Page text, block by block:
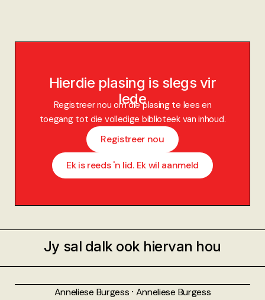
Hierdie plasing is slegs vir
lede
Registreer nou om die plasing te lees en
toegang tot die volledige biblioteek van inhoud.
Registreer nou
Ek is reeds 'n lid. Ek wil aanmeld
Jy sal dalk ook hiervan hou
Anneliese Burgess ⸱ Anneliese Burgess